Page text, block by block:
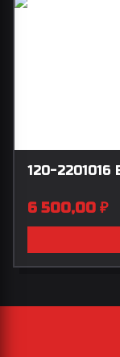
120-
6 500,00 ₽